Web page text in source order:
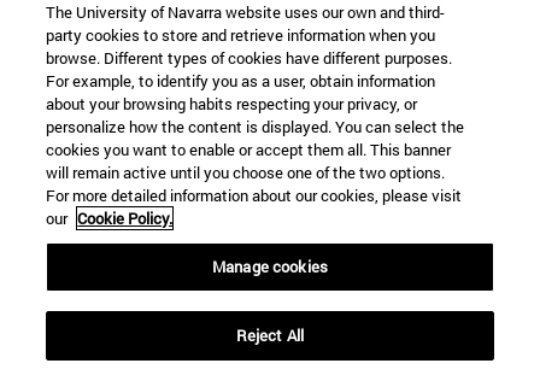
Accesos directos
Biblioteca(abre en nueva ventana)
(abre en nueva ventana)
Aula virtual ADI (abre en nueva ventana)
Búsqueda de personas(abre en nueva ventana)
Trabaja con nosotros(abre en nueva ventana)
The University of Navarra website uses our own and third-
party cookies to store and retrieve information when you
browse. Different types of cookies have different purposes.
For example, to identify you as a user, obtain information
about your browsing habits respecting your privacy, or
personalize how the content is displayed. You can select the
cookies you want to enable or accept them all. This banner
will remain active until you choose one of the two options.
For more detailed information about our cookies, please visit
our Cookie Policy.
Manage cookies
Reject All